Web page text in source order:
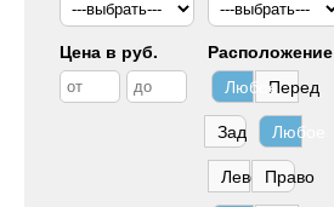
Цена в руб.
Расположение
ЛюбоеПеред
Зад
Любое
Лево Право